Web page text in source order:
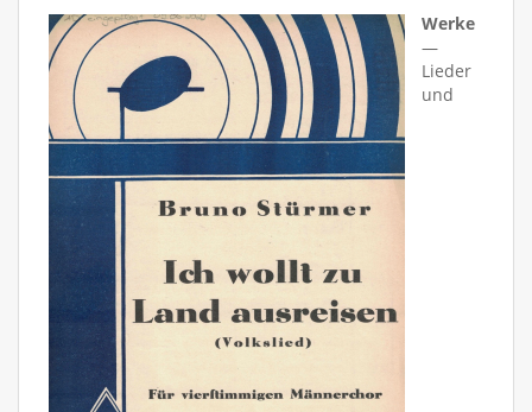
Werke
—
Lieder
und